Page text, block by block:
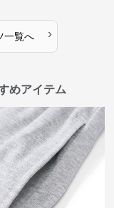
一覧へ ›
めアイテム